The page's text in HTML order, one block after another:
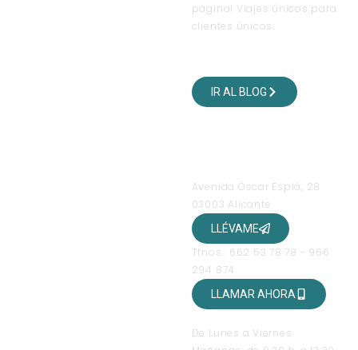
página! Viajes únicos para
clientes únicos.
IR AL BLOG
Avenida Óscar Esplá, 28
03003 Alicante
LLÉVAME
Tfnos.: 662 53 78 78 - 966
294 874
LLAMAR AHORA
De Lunes a Viernes